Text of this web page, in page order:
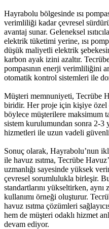
Hayrabolu bölgesinde ısı
verimliliği kadar çevresel
avantaj sunar. Geleneksel
elektrik tüketimi yerine, ısı
düşük maliyetli elektrik
karbon ayak izini azaltır.
pompasının enerji verimliliğini
otomatik kontrol sistemleri ile
Müşteri memnuniyeti, Tecrübe
biridir. Her proje için kişiye özel
böylece müşterilere maksimum
sistem kurulumundan sonra 2‑3
hizmetleri ile uzun vadeli
Sonuç olarak, Hayrabolu’nun
ile havuz ısıtma, Tecrübe
uzmanlığı sayesinde yüksek
çevresel sorumlulukla birleşir.
standartlarını yükseltirken,
kullanımı örneği oluşturur.
havuz ısıtma çözümleri
hem de müşteri odaklı hizmet
devam ediyor.